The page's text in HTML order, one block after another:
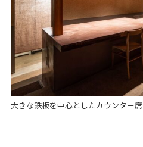
大きな鉄板を中心としたカウンター席